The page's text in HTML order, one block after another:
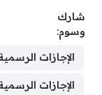
شارك
وسوم:
الإجازات
الإجازات الرسمية